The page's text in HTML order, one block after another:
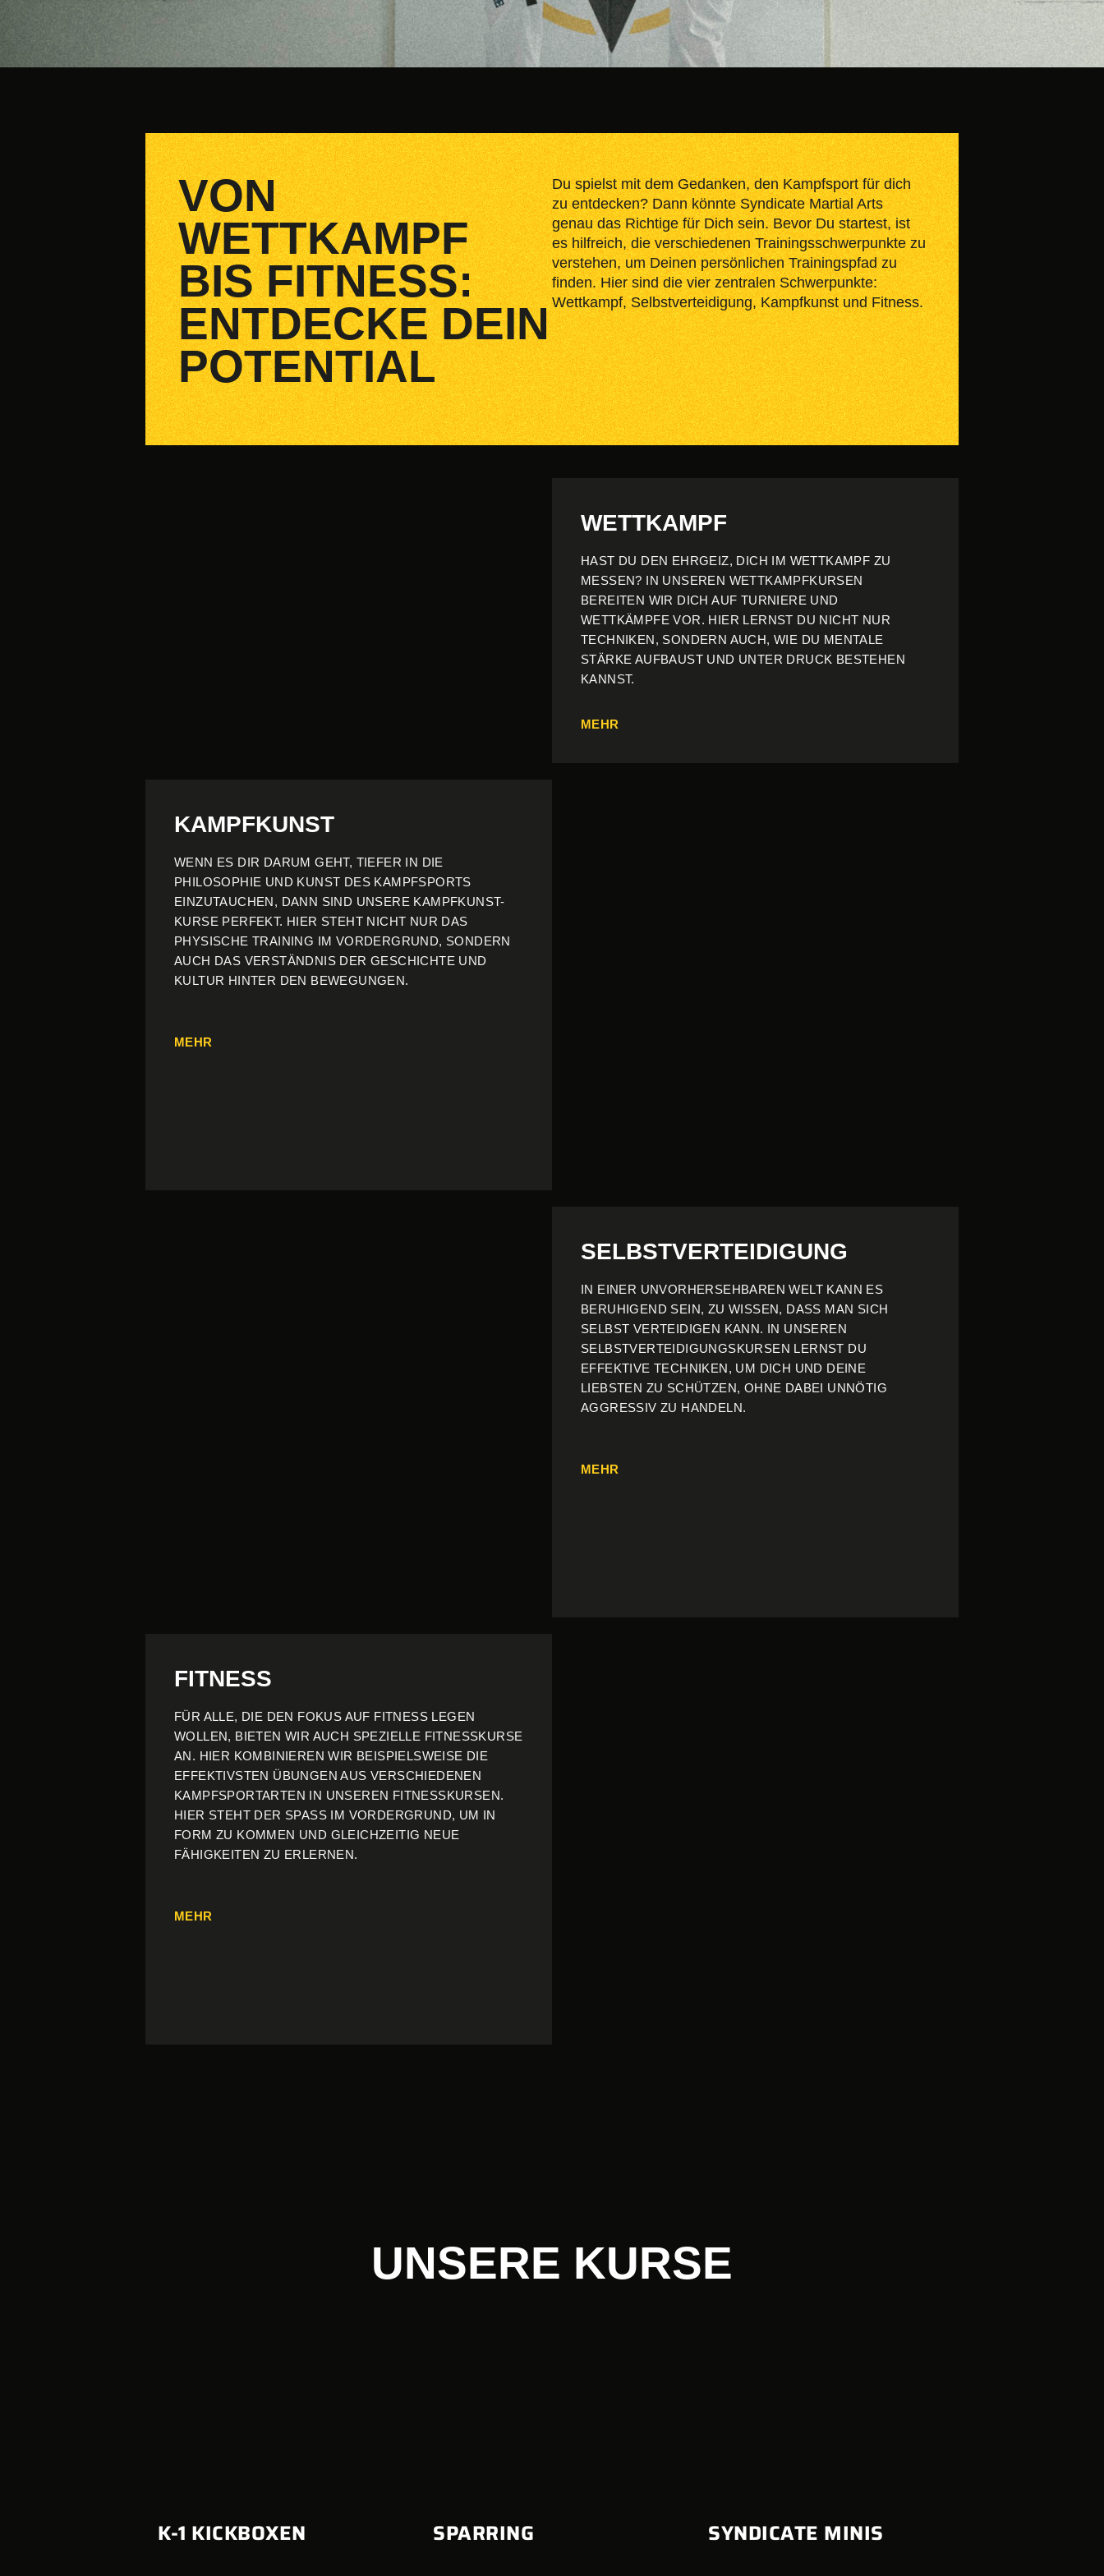
VON
WETTKAMPF
BIS FITNESS:
ENTDECKE DEIN
POTENTIAL
Du spielst mit dem Gedanken, den Kampfsport für dich
zu entdecken? Dann könnte Syndicate Martial Arts
genau das Richtige für Dich sein. Bevor Du startest, ist
es hilfreich, die verschiedenen Trainingsschwerpunkte zu
verstehen, um Deinen persönlichen Trainingspfad zu
finden. Hier sind die vier zentralen Schwerpunkte:
Wettkampf, Selbstverteidigung, Kampfkunst und Fitness.
WETTKAMPF
HAST DU DEN EHRGEIZ, DICH IM WETTKAMPF ZU
MESSEN? IN UNSEREN WETTKAMPFKURSEN
BEREITEN WIR DICH AUF TURNIERE UND
WETTKÄMPFE VOR. HIER LERNST DU NICHT NUR
TECHNIKEN, SONDERN AUCH, WIE DU MENTALE
STÄRKE AUFBAUST UND UNTER DRUCK BESTEHEN
KANNST.
MEHR
KAMPFKUNST
WENN ES DIR DARUM GEHT, TIEFER IN DIE
PHILOSOPHIE UND KUNST DES KAMPFSPORTS
EINZUTAUCHEN, DANN SIND UNSERE KAMPFKUNST-
KURSE PERFEKT. HIER STEHT NICHT NUR DAS
PHYSISCHE TRAINING IM VORDERGRUND, SONDERN
AUCH DAS VERSTÄNDNIS DER GESCHICHTE UND
KULTUR HINTER DEN BEWEGUNGEN.
MEHR
SELBSTVERTEIDIGUNG
IN EINER UNVORHERSEHBAREN WELT KANN ES
BERUHIGEND SEIN, ZU WISSEN, DASS MAN SICH
SELBST VERTEIDIGEN KANN. IN UNSEREN
SELBSTVERTEIDIGUNGSKURSEN LERNST DU
EFFEKTIVE TECHNIKEN, UM DICH UND DEINE
LIEBSTEN ZU SCHÜTZEN, OHNE DABEI UNNÖTIG
AGGRESSIV ZU HANDELN.
MEHR
FITNESS
FÜR ALLE, DIE DEN FOKUS AUF FITNESS LEGEN
WOLLEN, BIETEN WIR AUCH SPEZIELLE FITNESSKURSE
AN. HIER KOMBINIEREN WIR BEISPIELSWEISE DIE
EFFEKTIVSTEN ÜBUNGEN AUS VERSCHIEDENEN
KAMPFSPORTARTEN IN UNSEREN FITNESSKURSEN.
HIER STEHT DER SPASS IM VORDERGRUND, UM IN F
ORM ZU KOMMEN UND GLEICHZEITIG NEUE F
ÄHIGKEITEN ZU ERLERNEN.
MEHR
UNSERE KURSE
K-1 KICKBOXEN SPARRING SYNDICATE MINIS